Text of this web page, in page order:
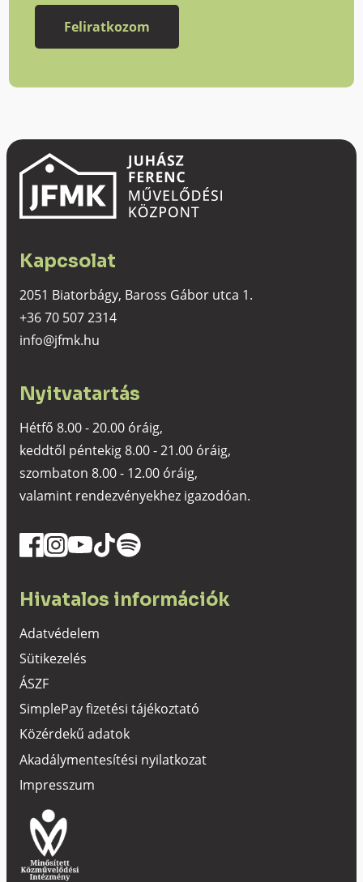
Kapcsolat
2051 Biatorbágy, Baross Gábor utca 1.
+36 70 507 2314
info@jfmk.hu
Nyitvatartás
Hétfő 8.00 - 20.00 óráig,
keddtől péntekig 8.00 - 21.00 óráig,
szombaton 8.00 - 12.00 óráig,
valamint rendezvényekhez igazodóan.
Hivatalos információk
Adatvédelem
Sütikezelés
ÁSZF
SimplePay fizetési tájékoztató
Közérdekű adatok
Akadálymentesítési nyilatkozat
Impresszum